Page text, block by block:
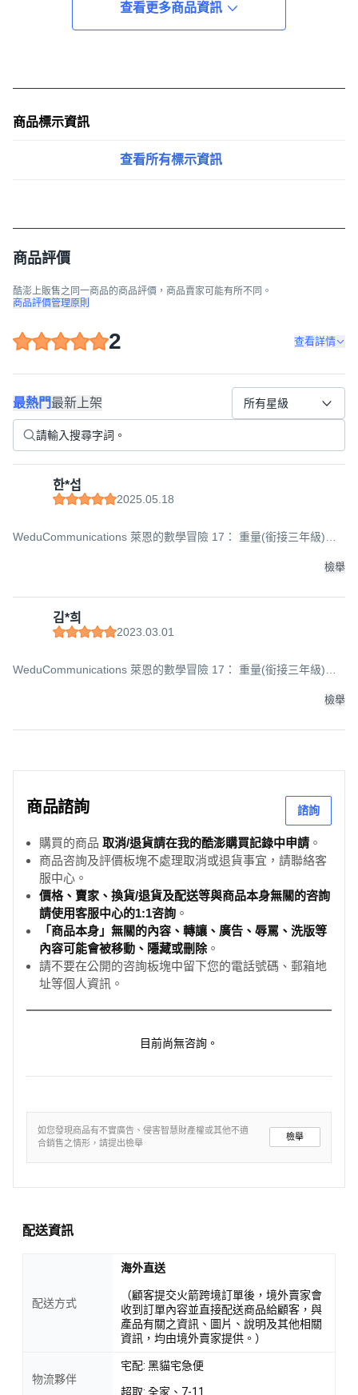
查看更多商品資訊
商品標示資訊
查看所有標示資訊
商品評價
酷澎上販售之同一商品的商品評價，商品賣家可能有所不同。
商品評價管理原則
2 查看詳情
最熱門最新上架 所有星級
한*섭
2025.05.18
WeduCommunications 萊恩的數學冒險 17： 重量(銜接三年級)：
檢舉
김*희
2023.03.01
WeduCommunications 萊恩的數學冒險 17： 重量(銜接三年級)：
檢舉
商品諮詢 諮詢
購買的商品 取消/退貨請在我的酷澎購買記錄中申請 。
商品咨詢及評價板塊不處理取消或退貨事宜，請聯絡客
服中心。
價格、賣家、換貨/退貨及配送等與商品本身無關的咨詢
請使用客服中心的1:1咨詢 。
「商品本身」無關的內容、轉讓、廣告、辱罵、洗版等
內容可能會被移動、隱藏或刪除。
請不要在公開的咨詢板塊中留下您的電話號碼、郵箱地
址等個人資訊。
目前尚無咨詢。
如您發現商品有不實廣告、侵害智慧財產權或其他不適
合銷售之情形，請提出檢舉
檢舉
配送資訊
配送方式
海外直送
（顧客提交火箭跨境訂單後，境外賣家會
收到訂單內容並直接配送商品給顧客，與
產品有關之資訊、圖片、說明及其他相關
資訊，均由境外賣家提供。）
物流夥伴
宅配: 黑貓宅急便
超取: 全家、7-11